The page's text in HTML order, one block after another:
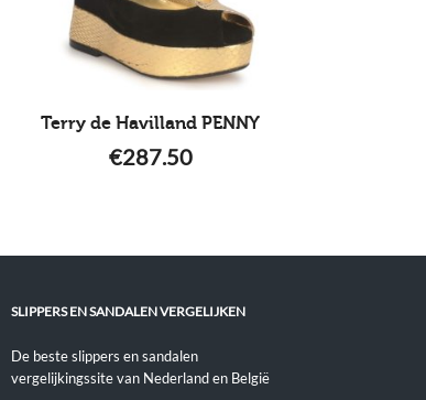
Terry de Havilland PENNY
€287.50
SLIPPERS EN SANDALEN VERGELIJKEN
De beste slippers en sandalen
vergelijkingssite van Nederland en België